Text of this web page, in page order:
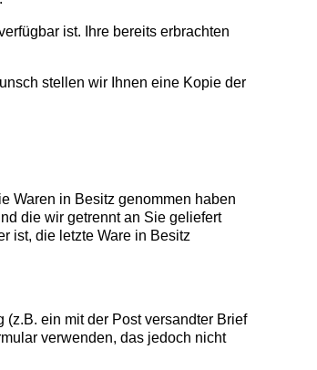
ist.
Ihre bereits erbrachten
stellen wir Ihnen eine Kopie der
Waren in Besitz genommen haben
die wir getrennt an Sie geliefert
ist, die letzte Ware in Besitz
ein mit der Post versandter Brief
verwenden, das jedoch nicht